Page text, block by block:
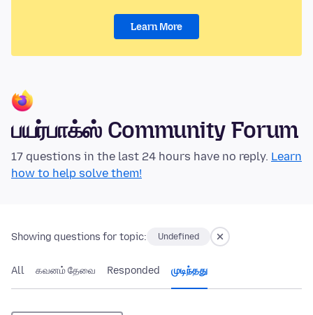
Learn More
பயர்பாக்ஸ் Community Forum
17 questions in the last 24 hours have no reply. Learn
how to help solve them!
Showing questions for topic: Undefined
All கவனம் தேவை Responded முடிந்தது